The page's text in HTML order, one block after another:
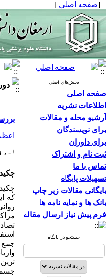
[صفحه اصلی ]
بخش‌های اصلی
صفحه اصلی
اطلاعات نشریه
آرشیو مجله و مقالات
برای نویسندگان
برای داوران
ثبت نام و اشتراک
تماس با ما
تسهیلات پایگاه
بایگانی مقالات زیر چاپ
بانک ها و نمایه نامه ها
فرم پیش نیاز ارسال مقاله
جستجو در پایگاه
دوره ۱۰، شماره
۱- ،
که